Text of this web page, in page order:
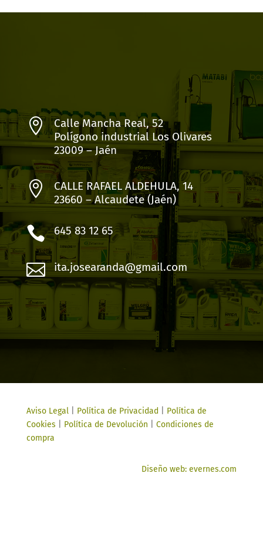

Calle Mancha Real, 52
Polígono industrial Los Olivares
23009 – Jaén

CALLE RAFAEL ALDEHULA, 14
23660 – Alcaudete (Jaén)
 645 83 12 65
 ita.josearanda@gmail.com
Aviso Legal| Política de Privacidad
Política de
Cookies
Política de Devolución
Condiciones de
compra
Diseño web: evernes.com